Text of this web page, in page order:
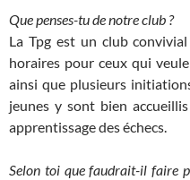
Que penses-tu de notre club ?
La Tpg est un club
horaires pour ceux qui
ainsi que plusieurs
jeunes y sont bien
apprentissage des échecs.
Selon toi que faudrait-il faire